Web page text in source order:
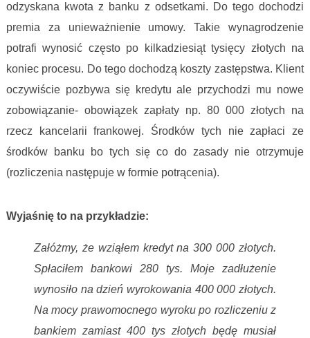
odzyskana kwota z banku z odsetkami. Do tego dochodzi
premia za unieważnienie umowy. Takie wynagrodzenie
potrafi wynosić często po kilkadziesiąt tysięcy złotych na
koniec procesu. Do tego dochodzą koszty zastępstwa. Klient
oczywiście pozbywa się kredytu ale przychodzi mu nowe
zobowiązanie- obowiązek zapłaty np. 80 000 złotych na
rzecz kancelarii frankowej. Środków tych nie zapłaci ze
środków banku bo tych się co do zasady nie otrzymuje
(rozliczenia następuje w formie potrącenia).
Wyjaśnię to na przykładzie:
Załóżmy, że wziąłem kredyt na 300 000 złotych.
Spłaciłem bankowi 280 tys. Moje zadłużenie
wynosiło na dzień wyrokowania 400 000 złotych.
Na mocy prawomocnego wyroku po rozliczeniu z
bankiem zamiast 400 tys złotych będę musiał